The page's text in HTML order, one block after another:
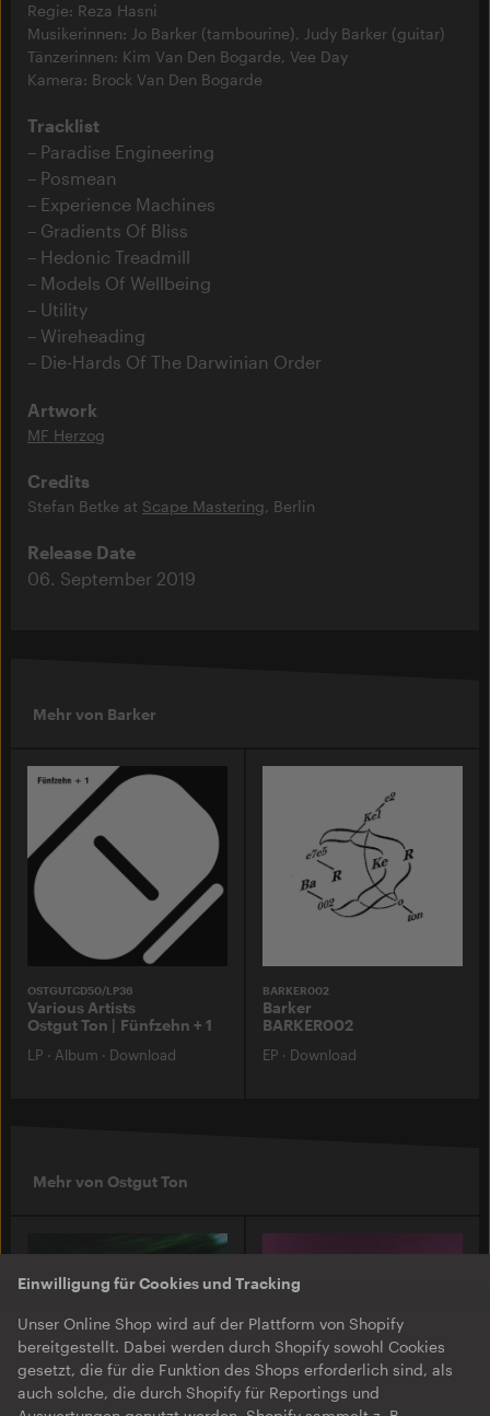
Einwilligung für Cookies und Tracking
Unser Online Shop wird auf der Plattform von Shopify
bereitgestellt. Dabei werden durch Shopify sowohl Cookies
gesetzt, die für die Funktion des Shops erforderlich sind, als
auch solche, die durch Shopify für Reportings und
Regie: Reza Hasni
Musikerinnen: Jo Barker (tambourine), Judy Barker (guitar)
Tänzerinnen: Kim Van Den Bogarde, Vee Day
Kamera: Brock Van Den Bogarde
Tracklist
Paradise Engineering
Posmean
Experience Machines
Gradients Of Bliss
Hedonic Treadmill
Models Of Wellbeing
Utility
Wireheading
Die-Hards Of The Darwinian Order
Artwork
MF Herzog
Credits
Stefan Betke at Scape Mastering, Berlin
Release Date
06. September 2019
Mehr von Barker
OSTGUTCD50/LP36
Various Artists
Ostgut Ton | Fünfzehn + 1
LP · Album · Download
BARKER002
Barker
BARKER002
EP · Download
Mehr von Ostgut Ton